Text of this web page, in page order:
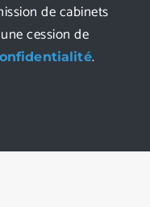
de cabinets
cession de
.